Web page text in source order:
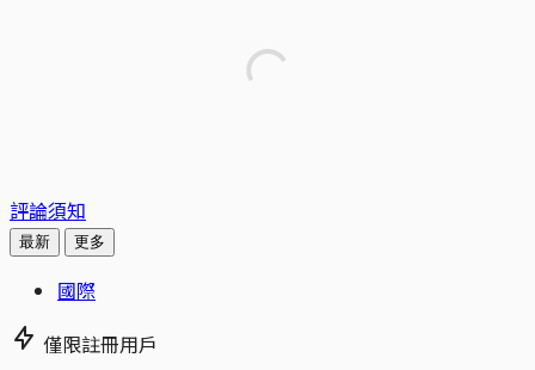
評論須知
最新 更多
國際
僅限註冊用戶